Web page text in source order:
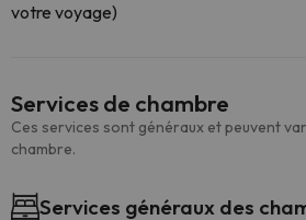
votre voyage)
Services de chambre
Ces services sont généraux et peuvent
chambre.
Services généraux des